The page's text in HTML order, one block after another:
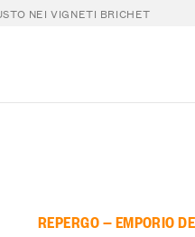
NEI VIGNETI BRICHET
REPERGO — EMPORIO